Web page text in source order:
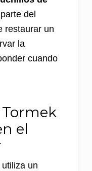
del
restaurar un
la
cuando
el
utiliza un